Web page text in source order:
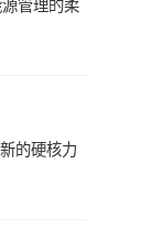
管理的柔
的硬核力